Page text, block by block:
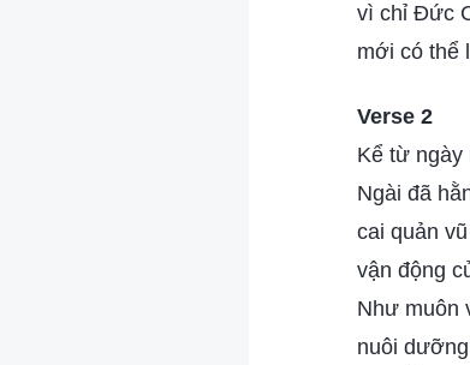
vì chỉ Đức
mới có thể
Verse 2
Kể từ ngày
Ngài đã
cai quản
vận động
Như muôn
nuôi